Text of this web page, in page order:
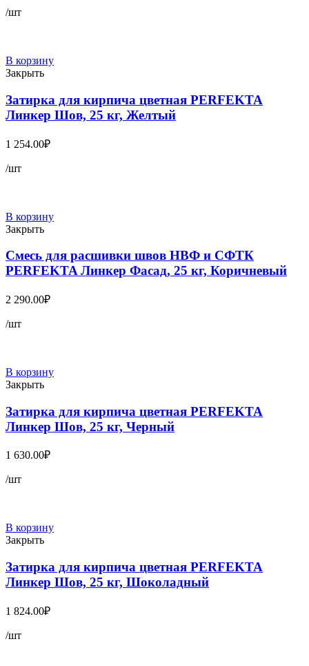
/шт
В корзину
Закрыть
Затирка для кирпича цветная PERFEKTA
Линкер Шов, 25 кг, Желтый
1 254.00₽
/шт
В корзину
Закрыть
Смесь для расшивки швов НВФ и СФТК
PERFEKTA Линкер Фасад, 25 кг, Коричневый
2 290.00₽
/шт
В корзину
Закрыть
Затирка для кирпича цветная PERFEKTA
Линкер Шов, 25 кг, Черный
1 630.00₽
/шт
В корзину
Закрыть
Затирка для кирпича цветная PERFEKTA
Линкер Шов, 25 кг, Шоколадный
1 824.00₽
/шт